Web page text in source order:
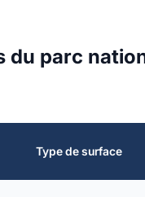
du parc
Type de surface